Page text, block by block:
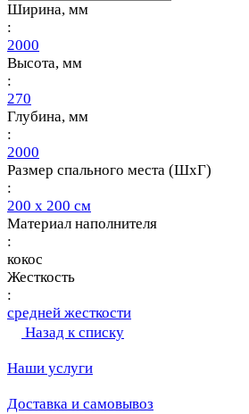
Ширина, мм
:
2000
Высота, мм
:
270
Глубина, мм
:
2000
Размер спального места (ШхГ)
:
200 х 200 см
Материал наполнителя
:
кокос
Жесткость
:
средней жесткости
Назад к списку
Наши услуги
Доставка и самовывоз